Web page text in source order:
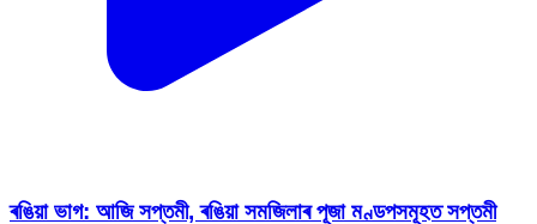
ৰঙিয়া ভাগ: আজি সপ্তমী, ৰঙিয়া সমজিলাৰ পূজা মণ্ডপসমূহত সপ্তমী